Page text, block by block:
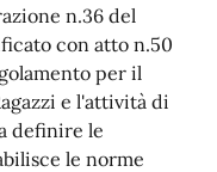
n.36 del
con atto n.50
per il
e l'attività di
definire le
le norme